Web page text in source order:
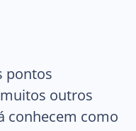
pontos
outros
conhecem como